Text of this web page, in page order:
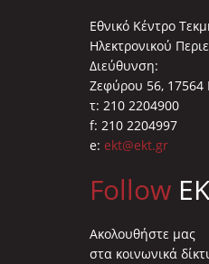
Εθνικό Κέντρο
Ηλεκτρονικού
Διεύθυνση:
Ζεφύρου 56,
τ: 210 2204900
f: 210 2204997
e: ekt@ekt.gr
Follow
Ακολουθήστε μας
στα κοινωνικά